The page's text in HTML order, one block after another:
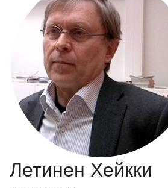
БАЗА
КЛЮЧЕВЫЕ
Регистрация
Летинен Хейкки